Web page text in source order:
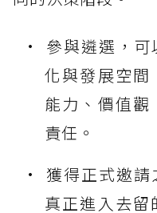
參與遴選，
化與發展空間
能力、價值觀
責任。
獲得正式邀
真正進入去留